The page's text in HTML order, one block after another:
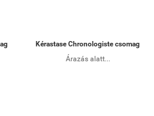
Kérastase Chronologiste csomag
Árazás alatt...